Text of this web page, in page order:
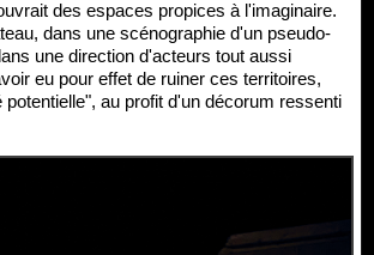
des espaces propices à l'imaginaire.
dans une scénographie d'un pseudo-
une direction d'acteurs tout aussi
eu pour effet de ruiner ces territoires,
potentielle", au profit d'un décorum ressenti